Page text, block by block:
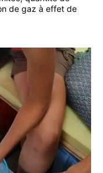
de gaz à effet de